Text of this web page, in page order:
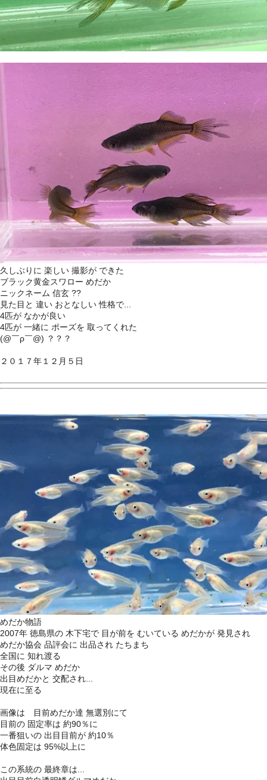
久しぶりに 楽しい 撮影が できた
ブラック黄金スワロー めだか
ニックネーム 信玄 ??
見た目と 違い おとなしい 性格で
4匹が なかが良い
4匹が 一緒に ポーズを 取ってくれた
(@￣ρ￣@) ？？？
２０１７年１２月５日
めだか物語
2007年 徳島県の 木下宅で 目が前を むいている めだかが 発見され
めだか協会 品評会に 出品され たちまち
全国に 知れ渡る
その後 ダルマ めだか
出目めだかと 交配され
現在に至る
画像は 目前めだか達 無選別にて
目前の 固定率は 約90％に
一番狙いの 出目目前が 約10％
体色固定は 95%以上に
この系統の 最終章は...